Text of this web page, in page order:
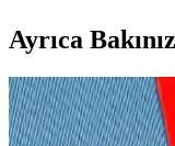
Ayrıca Bakınız
Sağlık ve
ve Güvenlik